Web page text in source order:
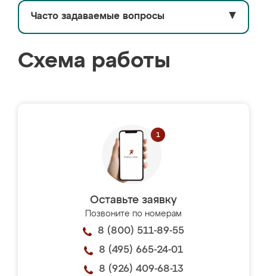
Часто задаваемые вопросы ▼
Схема работы
Оставьте заявку
Позвоните по номерам
8 (800) 511-89-55
8 (495) 665-24-01
8 (926) 409-68-13